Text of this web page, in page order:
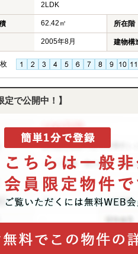
2LDK
62.42㎡ 所在階
2005年8月 建物構
枚
で公開中！】